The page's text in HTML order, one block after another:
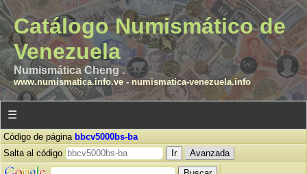
Catálogo Numismático de
Venezuela
Numismática Cheng .
www.numismatica.info.ve- numismatica-venezuela.info
☰
Código de página bbcv5000bs-ba
Salta al código
Avanzada